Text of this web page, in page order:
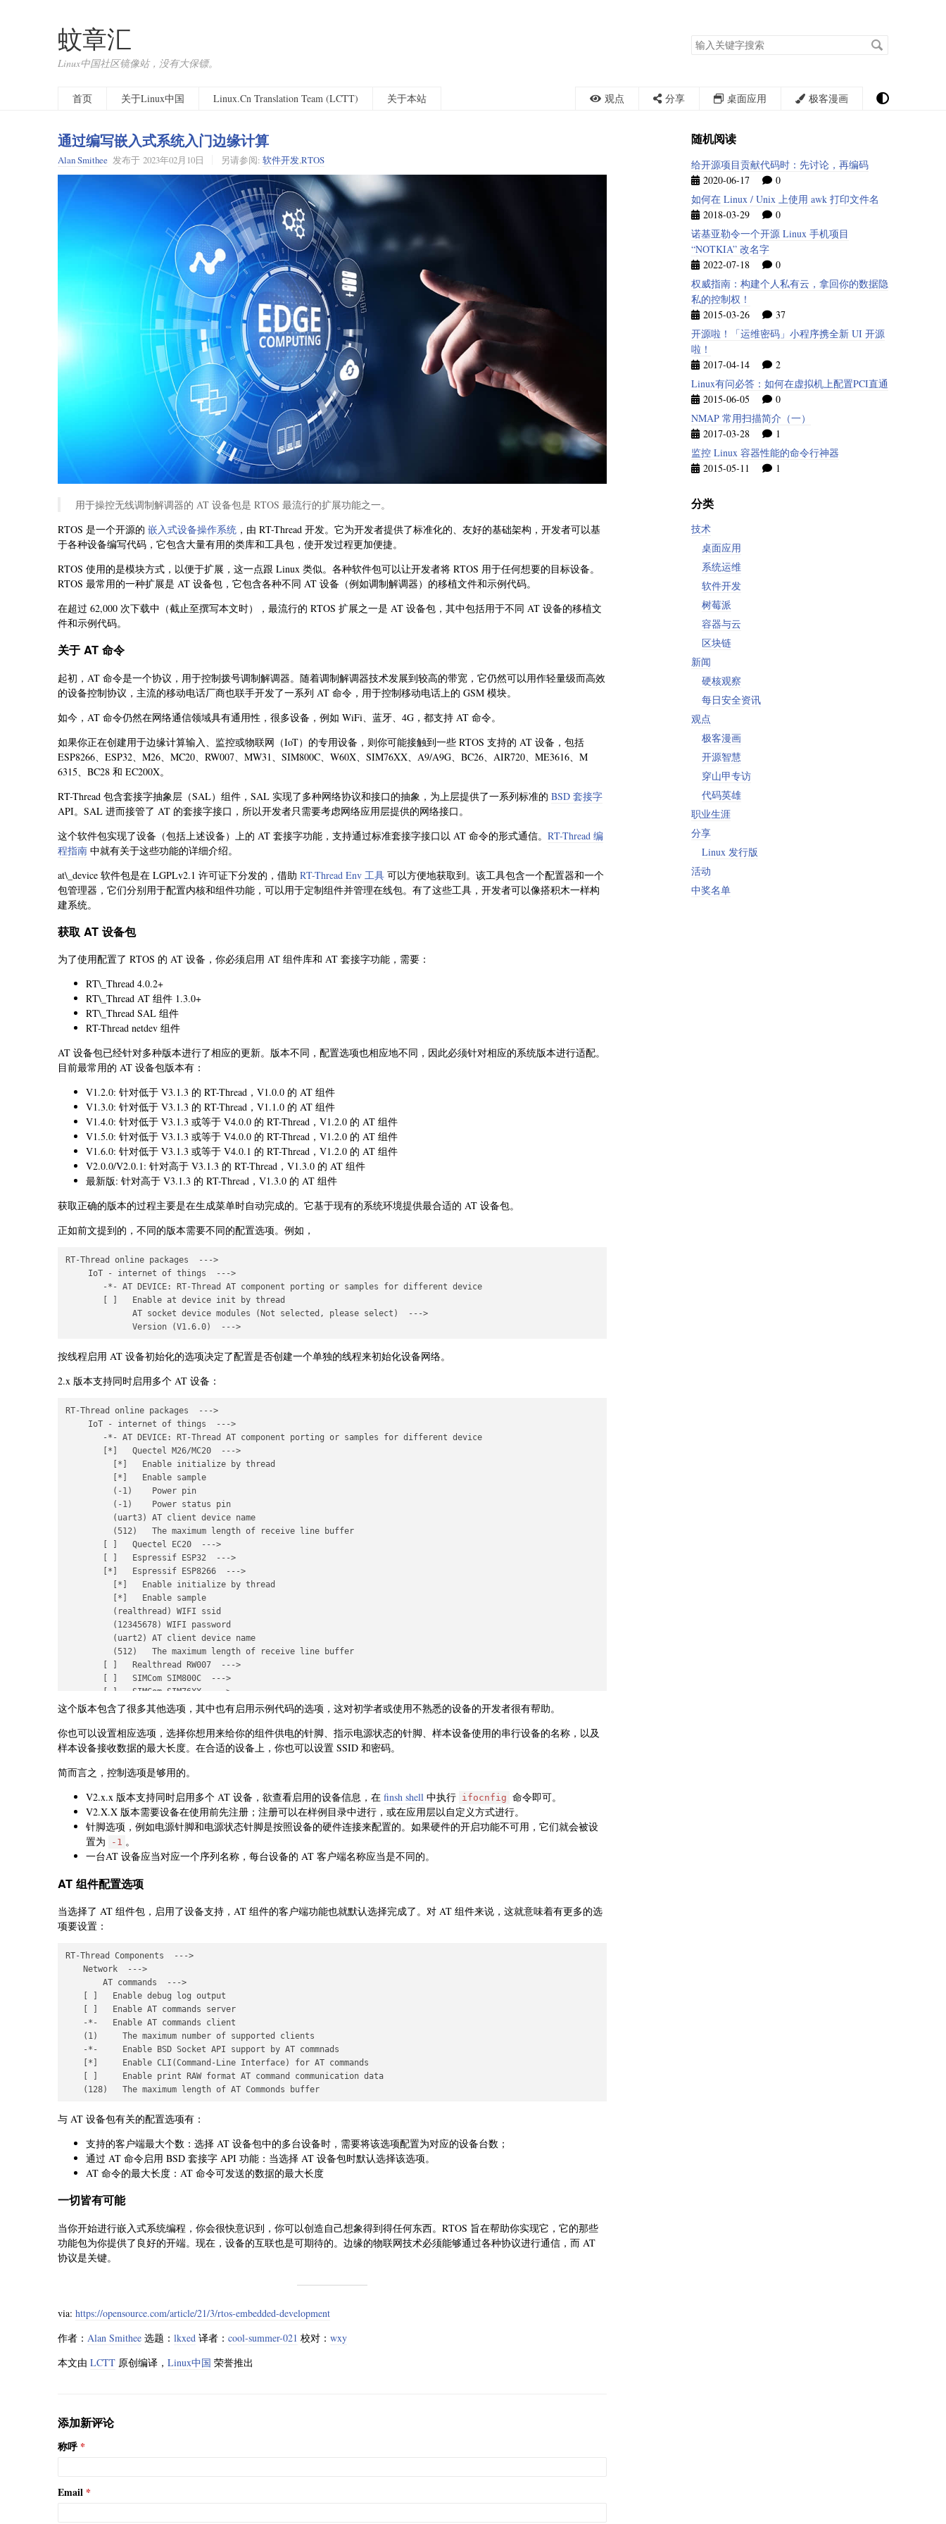
蚊章汇
Linux中国社区镜像站，没有大保镖。
搜
索
首页
关于Linux中国 Linux.Cn Translation Team (LCTT) 关于本站 观点 分享 桌面应用 极客漫画
通过编写嵌入式系统入门边缘计算
Alan Smithee 发布于 2023年02月10日 另请参阅: 软件开发,RTOS
用于操控无线调制解调器的 AT 设备包是 RTOS 最流行的扩展功能之一。
RTOS 是一个开源的 嵌入式设备操作系统 ，由 RT-Thread 开发。它为开发者提供了标准化的、友好的基础架构，开发者可以基
于各种设备编写代码，它包含大量有用的类库和工具包，使开发过程更加便捷。
RTOS 使用的是模块方式，以便于扩展，这一点跟 Linux 类似。各种软件包可以让开发者将 RTOS 用于任何想要的目标设备。
RTOS 最常用的一种扩展是 AT 设备包，它包含各种不同 AT 设备（例如调制解调器）的移植文件和示例代码。
在超过 62,000 次下载中（截止至撰写本文时），最流行的 RTOS 扩展之一是 AT 设备包，其中包括用于不同 AT 设备的移植文
件和示例代码。
关于 AT 命令
起初，AT 命令是一个协议，用于控制拨号调制解调器。随着调制解调器技术发展到较高的带宽，它仍然可以用作轻量级而高效
的设备控制协议，主流的移动电话厂商也联手开发了一系列 AT 命令，用于控制移动电话上的 GSM 模块。
如今，AT 命令仍然在网络通信领域具有通用性，很多设备，例如 WiFi、蓝牙、4G，都支持 AT 命令。
如果你正在创建用于边缘计算输入、监控或物联网（IoT）的专用设备，则你可能接触到一些 RTOS 支持的 AT 设备，包括
ESP8266、ESP32、M26、MC20、RW007、MW31、SIM800C、W60X、SIM76XX、A9/A9G、BC26、AIR720、ME3616、M
6315、BC28 和 EC200X。
RT-Thread 包含套接字抽象层（SAL）组件，SAL 实现了多种网络协议和接口的抽象，为上层提供了一系列标准的 BSD 套接字
API。SAL 进而接管了 AT 的套接字接口，所以开发者只需要考虑网络应用层提供的网络接口。
这个软件包实现了设备（包括上述设备）上的 AT 套接字功能，支持通过标准套接字接口以 AT 命令的形式通信。 RT-Thread 编
程指南 中就有关于这些功能的详细介绍。
at\_device 软件包是在 LGPLv2.1 许可证下分发的，借助 RT-Thread Env 工具 可以方便地获取到。该工具包含一个配置器和一个
包管理器，它们分别用于配置内核和组件功能，可以用于定制组件并管理在线包。有了这些工具，开发者可以像搭积木一样构
建系统。
获取 AT 设备包
为了使用配置了 RTOS 的 AT 设备，你必须启用 AT 组件库和 AT 套接字功能，需要：
RT\_Thread 4.0.2+
RT\_Thread AT 组件 1.3.0+
RT\_Thread SAL 组件
RT-Thread netdev 组件
AT 设备包已经针对多种版本进行了相应的更新。版本不同，配置选项也相应地不同，因此必须针对相应的系统版本进行适配。
目前最常用的 AT 设备包版本有：
V1.2.0: 针对低于 V3.1.3 的 RT-Thread，V1.0.0 的 AT 组件
V1.3.0: 针对低于 V3.1.3 的 RT-Thread，V1.1.0 的 AT 组件
V1.4.0: 针对低于 V3.1.3 或等于 V4.0.0 的 RT-Thread，V1.2.0 的 AT 组件
V1.5.0: 针对低于 V3.1.3 或等于 V4.0.0 的 RT-Thread，V1.2.0 的 AT 组件
V1.6.0: 针对低于 V3.1.3 或等于 V4.0.1 的 RT-Thread，V1.2.0 的 AT 组件
V2.0.0/V2.0.1: 针对高于 V3.1.3 的 RT-Thread，V1.3.0 的 AT 组件
最新版: 针对高于 V3.1.3 的 RT-Thread，V1.3.0 的 AT 组件
获取正确的版本的过程主要是在生成菜单时自动完成的。它基于现有的系统环境提供最合适的 AT 设备包。
正如前文提到的，不同的版本需要不同的配置选项。例如，
RT-Thread online packages  --->
     IoT - internet of things  --->
        -*- AT DEVICE: RT-Thread AT component porting or samples for different device
        [ ]   Enable at device init by thread
              AT socket device modules (Not selected, please select)  --->
按线程启用 AT 设备初始化的选项决定了配置是否创建一个单独的线程来初始化设备网络。
2.x 版本支持同时启用多个 AT 设备：
RT-Thread online packages  --->
     IoT - internet of things  --->
        -*- AT DEVICE: RT-Thread AT component porting or samples for different device
        [*]   Quectel M26/MC20  --->
          [*]   Enable initialize by thread
          [*]   Enable sample
          (-1)    Power pin
          (-1)    Power status pin
          (uart3) AT client device name
          (512)   The maximum length of receive line buffer
        [ ]   Quectel EC20  --->
        [ ]   Espressif ESP32  --->
        [*]   Espressif ESP8266  --->
          [*]   Enable initialize by thread
          [*]   Enable sample
          (realthread) WIFI ssid
          (12345678) WIFI password
          (uart2) AT client device name
          (512)   The maximum length of receive line buffer
        [ ]   Realthread RW007  --->
        [ ]   SIMCom SIM800C  --->
        [ ]   SIMCom SIM76XX  --->
        [ ]   Notion MW31  --->
        [ ]   AiThink A9/A9G  --->
        [ ]   Quectel BC26  --->
        [ ]   GOSUNCN ME3616  --->
        [ ]   Quectel BC28  --->
        [ ]   Quectel ec200x  --->
这个版本包含了很多其他选项，其中也有启用示例代码的选项，这对初学者或使用不熟悉的设备的开发者很有帮助。
你也可以设置相应选项，选择你想用来给你的组件供电的针脚、指示电源状态的针脚、样本设备使用的串行设备的名称，以及
样本设备接收数据的最大长度。在合适的设备上，你也可以设置 SSID 和密码。
简而言之，控制选项是够用的。
V2.x.x 版本支持同时启用多个 AT 设备，欲查看启用的设备信息，在 finsh shell 中执行 ifocnfig 命令即可。
V2.X.X 版本需要设备在使用前先注册；注册可以在样例目录中进行，或在应用层以自定义方式进行。
针脚选项，例如电源针脚和电源状态针脚是按照设备的硬件连接来配置的。如果硬件的开启功能不可用，它们就会被设
置为
-1 。
一台AT 设备应当对应一个序列名称，每台设备的 AT 客户端名称应当是不同的。
AT 组件配置选项
当选择了 AT 组件包，启用了设备支持，AT 组件的客户端功能也就默认选择完成了。对 AT 组件来说，这就意味着有更多的选
项要设置：
RT-Thread Components  --->
    Network  --->
        AT commands  --->
    [ ]   Enable debug log output
    [ ]   Enable AT commands server
    -*-   Enable AT commands client
    (1)     The maximum number of supported clients
    -*-     Enable BSD Socket API support by AT commnads
    [*]     Enable CLI(Command-Line Interface) for AT commands
    [ ]     Enable print RAW format AT command communication data
与 AT 设备包有关的配置选项有：
支持的客户端最大个数：选择 AT 设备包中的多台设备时，需要将该选项配置为对应的设备台数；
通过 AT 命令启用 BSD 套接字 API 功能：当选择 AT 设备包时默认选择该选项。
AT 命令的最大长度：AT 命令可发送的数据的最大长度
一切皆有可能
当你开始进行嵌入式系统编程，你会很快意识到，你可以创造自己想象得到得任何东西。RTOS 旨在帮助你实现它，它的那些
功能包为你提供了良好的开端。现在，设备的互联也是可期待的。边缘的物联网技术必须能够通过各种协议进行通信，而 AT
协议是关键。
via: https://opensource.com/article/21/3/rtos-embedded-development
作者： Alan Smithee 选题： lkxed 译者： cool-summer-021 校对： wxy
本文由 LCTT 原创编译， Linux中国 荣誉推出
添加新评论
称呼
Email
随机阅读
给开源项目贡献代码时：先讨论，再编码
2020-06-17
0
如何在 Linux / Unix 上使用 awk 打印文件名
2018-03-29
0
诺基亚勒令一个开源 Linux 手机项目
“NOTKIA” 改名字
2022-07-18
0
权威指南：构建个人私有云，拿回你的数据隐
私的控制权！
2015-03-26
37
开源啦！「运维密码」小程序携全新 UI 开源
啦！
2017-04-14
2
Linux有问必答：如何在虚拟机上配置PCI直通
2015-06-05
0
NMAP 常用扫描简介（一）
2017-03-28
1
监控 Linux 容器性能的命令行神器
2015-05-11
1
分类
技术
桌面应用
系统运维
软件开发
树莓派
容器与云
区块链
新闻
硬核观察
每日安全资讯
观点
极客漫画
开源智慧
穿山甲专访
代码英雄
职业生涯
分享
Linux 发行版
活动
中奖名单